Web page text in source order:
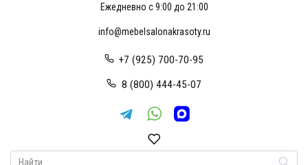
Ежедневно с 9:00 до 21:00
info@mebelsalonakrasoty.ru
+7 (925) 700-70-95
8 (800) 444-45-07
Search